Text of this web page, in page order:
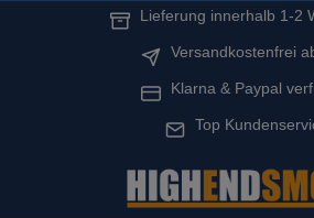
Lieferung innerhalb 1-2
Versandkostenfrei
Klarna & Paypal
Top